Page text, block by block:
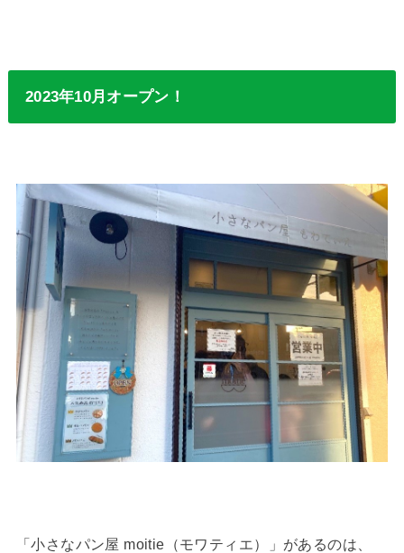
2023年10月オープン！
「小さなパン屋 moitie（モワティエ）」があるのは、